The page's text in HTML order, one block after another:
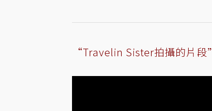
“Travelin Sister拍攝的片段”